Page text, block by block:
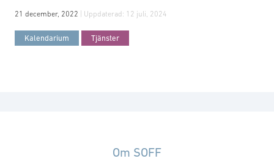
21 december, 2022 | Uppdaterad: 12 juli, 2024
Kalendarium Tjänster
Om SOFF